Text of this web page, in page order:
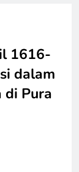
1616-
dalam
di Pura